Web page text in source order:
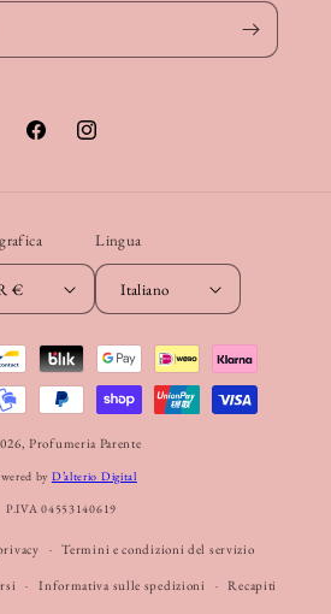
FacebookInstagram
Italia | EUR €
Lingua
Italiano
Profumeria Parente
by D’alterio Digital
P.IVA 04553140619
Termini e condizioni del servizio
Informativa sulle spedizioni Recapiti